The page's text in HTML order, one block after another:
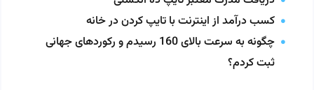
کسب درآمد از اینترنت با تایپ کردن در خانه
چگونه به سرعت بالای 160 رسیدم و رکوردهای جهانی
ثبت کردم؟